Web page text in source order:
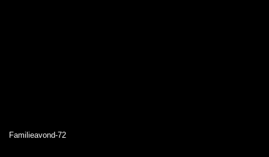
Familieavond-72